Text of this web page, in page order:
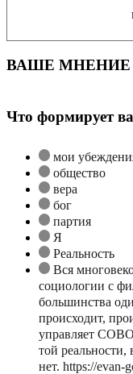
ВАШЕ МНЕНИЕ
Что формирует
мои
общество
вера
бог
партия
Я
Реальность
Вся
социологии с
большинства
происходит,
управляет
той
нет. https://evan-